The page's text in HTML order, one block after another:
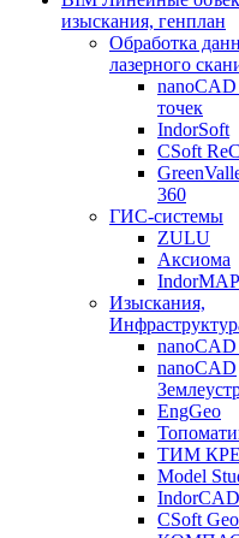
изыскания, генплан
Обработка
лазерного
точек
IndorSoft
CSoft
360
ГИС-системы
ZULU
Аксиома
IndorMAP
Изыскания,
nanoCAD
nanoCAD
EngGeo
ТИМ
Model
IndorCAD
CSoft